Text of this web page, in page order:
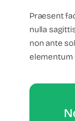
Praesent
nulla
non ante
elementum